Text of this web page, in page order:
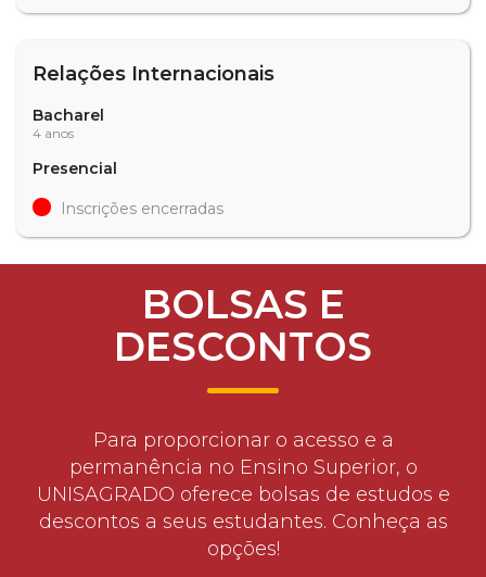
Relações Internacionais
Bacharel
4 anos
Presencial
Inscrições encerradas
BOLSAS E
DESCONTOS
Para proporcionar o acesso e a
permanência no Ensino Superior, o
UNISAGRADO oferece bolsas de estudos e
descontos a seus estudantes. Conheça as
opções!